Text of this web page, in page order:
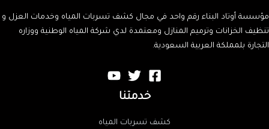
مؤسسة أوتاد البناء رقم واحد في مجال كشف تسربات المياه وخدمات العزل و
تنظيف الخزانات وترميم المنازل ومعتمدة لدي شركة المياه الوطنية ووزاره
التجارة بلمملكة العربية السعودية.
خدمتنا
كشف تسربات المياه